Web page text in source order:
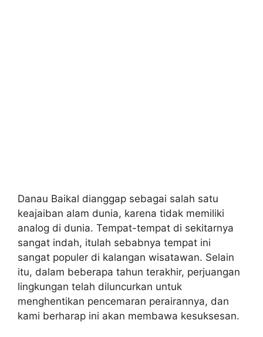
Danau Baikal dianggap sebagai salah satu
keajaiban alam dunia, karena tidak memiliki
analog di dunia. Tempat-tempat di sekitarnya
sangat indah, itulah sebabnya tempat ini
sangat populer di kalangan wisatawan. Selain
itu, dalam beberapa tahun terakhir, perjuangan
lingkungan telah diluncurkan untuk
menghentikan pencemaran perairannya, dan
kami berharap ini akan membawa kesuksesan.